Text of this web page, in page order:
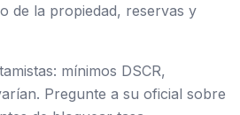
de la propiedad, reservas y
mínimos DSCR,
Pregunte a su oficial sobre